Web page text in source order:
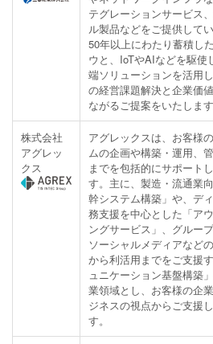
テグレーションサービス
ル製品などをご提供してい
50年以上にわたり蓄積し
ウと、IoTやAIなどを駆使
端ソリューションを活用
の経営課題解決と企業価
ながるご提案をいたします
株式会社
アグレッ
クス
アグレックスは、お客様
ムの企画や構築・運用、
までを包括的にサポート
す。主に、製造・流通業
幹システム構築」や、デ
務支援を中心とした「ア
ングサービス」、グルー
ソーシャルメディアなど
から利活用までをご支援
ュニケーション基盤構築
業領域とし、お客様の企
ジネスの視点からご支援
す。